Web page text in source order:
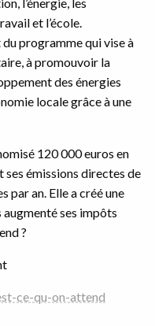
et l’école.
du programme qui vise à
à promouvoir la
des énergies
locale grâce à une
120 000 euros en
émissions directes de
par an. Elle a créé une
augmenté ses impôts
?
ce-qu-on-attend